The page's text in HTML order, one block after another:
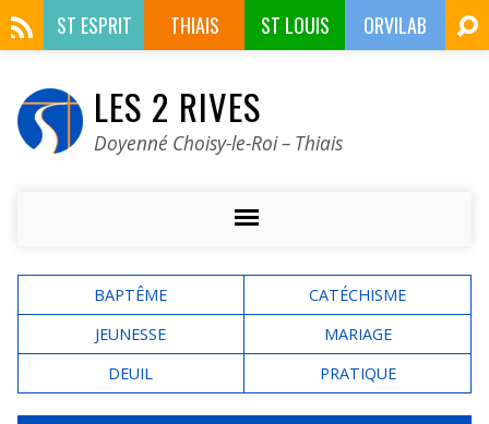
ST ESPRIT THIAIS ST LOUIS ORVILAB
LES 2 RIVES
Doyenné Choisy-le-Roi – Thiais
BAPTÊME
CATÉCHISME
JEUNESSE
MARIAGE
DEUIL
PRATIQUE